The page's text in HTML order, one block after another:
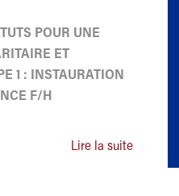
POUR UNE
ET
1 : INSTAURATION
F/H
Lire la suite